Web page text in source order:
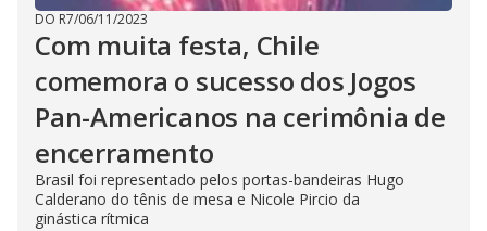
DO R7/06/11/2023
Com muita festa, Chile
comemora o sucesso dos Jogos
Pan-Americanos na cerimônia de
encerramento
Brasil foi representado pelos portas-bandeiras Hugo
Calderano do tênis de mesa e Nicole Pircio da
ginástica rítmica